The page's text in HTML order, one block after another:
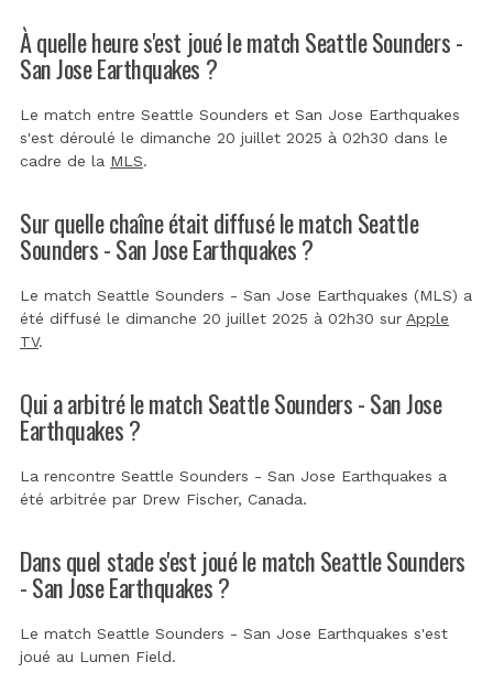
À quelle heure s'est joué le match Seattle Sounders -
San Jose Earthquakes ?
Le match entre Seattle Sounders et San Jose Earthquakes
s'est déroulé le dimanche 20 juillet 2025 à 02h30 dans le
cadre de la MLS.
Sur quelle chaîne était diffusé le match Seattle
Sounders - San Jose Earthquakes ?
Le match Seattle Sounders - San Jose Earthquakes (MLS) a
été diffusé le dimanche 20 juillet 2025 à 02h30 sur Apple
TV.
Qui a arbitré le match Seattle Sounders - San Jose
Earthquakes ?
La rencontre Seattle Sounders - San Jose Earthquakes a
été arbitrée par Drew Fischer, Canada.
Dans quel stade s'est joué le match Seattle Sounders
- San Jose Earthquakes ?
Le match Seattle Sounders - San Jose Earthquakes s'est
joué au Lumen Field.